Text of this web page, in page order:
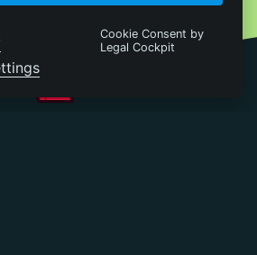
Cookie Consent by
Legal Cockpit